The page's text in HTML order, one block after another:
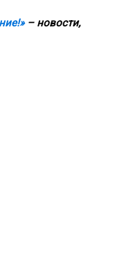
– новости,